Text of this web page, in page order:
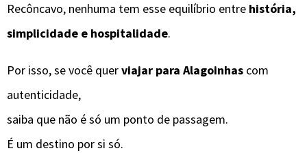
Recôncavo, nenhuma tem esse equilíbrio entre história,
simplicidade e hospitalidade.
Por isso, se você querviajar para Alagoinhas com
autenticidade,
saiba que não é só um ponto de passagem.
É um destino por si só.